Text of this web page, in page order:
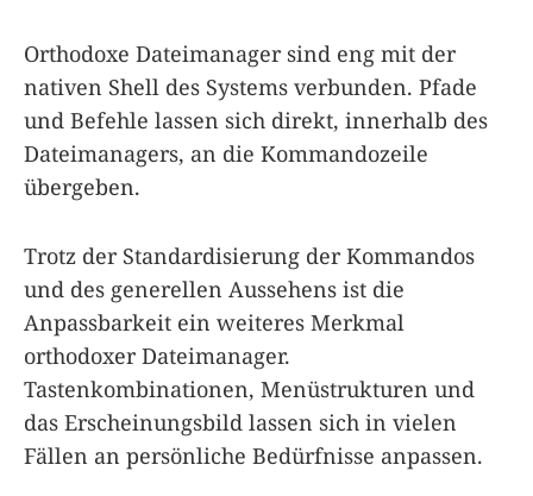
Orthodoxe Dateimanager sind eng mit der
nativen Shell des Systems verbunden. Pfade
und Befehle lassen sich direkt, innerhalb des
Dateimanagers, an die Kommandozeile
übergeben.
Trotz der Standardisierung der Kommandos
und des generellen Aussehens ist die
Anpassbarkeit ein weiteres Merkmal
orthodoxer Dateimanager.
Tastenkombinationen, Menüstrukturen und
das Erscheinungsbild lassen sich in vielen
Fällen an persönliche Bedürfnisse anpassen.